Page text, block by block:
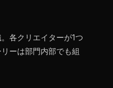
各クリエイターが1つ
ーは部門内部でも組